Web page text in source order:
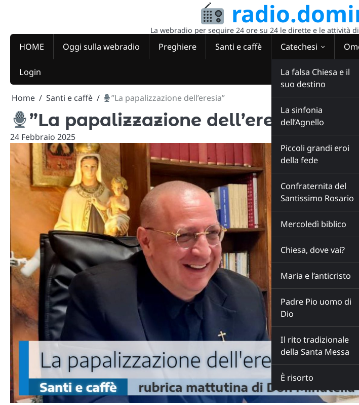
La webradio per seguire 24 ore su 24 le dirette e le attività
HOME Oggi sulla webradio Preghiere Santi e caffè Catechesi
La falsa Chiesa e il
suo destino
La sinfonia
dell’Agnello
Piccoli grandi eroi
della fede
Confraternita del
Santissimo Rosario
Mercoledì biblico
Chiesa, dove vai?
Maria e l’anticristo
Padre Pio uomo di
Dio
Il rito tradizionale
della Santa Messa
È risorto
Login
Home Santi e caffè ”La papalizzazione dell’eresia”
”La papalizzazione dell’eresia”
24 Febbraio 2025